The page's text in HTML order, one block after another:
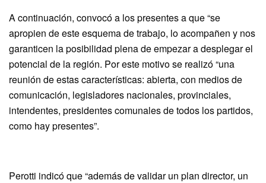
A continuación, convocó a los presentes a que “se
apropien de este esquema de trabajo, lo acompañen y nos
garanticen la posibilidad plena de empezar a desplegar el
potencial de la región. Por este motivo se realizó “una
reunión de estas características: abierta, con medios de
comunicación, legisladores nacionales, provinciales,
intendentes, presidentes comunales de todos los partidos,
como hay presentes”.
Perotti indicó que “además de validar un plan director, un